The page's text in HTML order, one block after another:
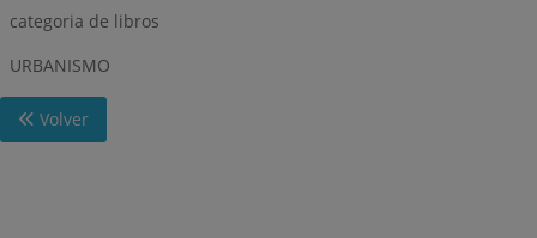
categoria de libros
URBANISMO
Volver